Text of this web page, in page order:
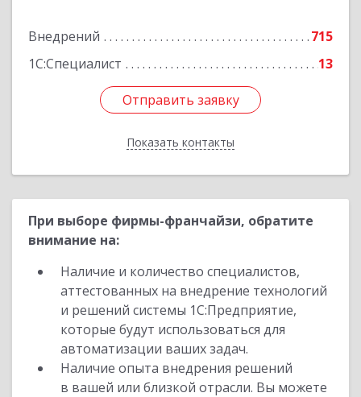
Внедрений
715
1С:Специалист
13
Отправить заявку
Показать контакты
Отправить заявку
Назад
При выборе фирмы-франчайзи, обратите
внимание на:
Наличие и количество специалистов,
аттестованных на внедрение технологий
и решений системы 1С:Предприятие,
которые будут использоваться для
автоматизации ваших задач.
Наличие опыта внедрения решений
в вашей или близкой отрасли. Вы можете